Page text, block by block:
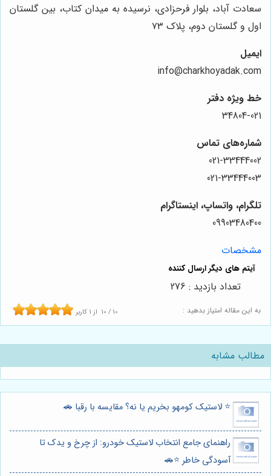
سعادت آباد، بلوار فرحزادی، نرسیده به میدان کتاب، بین گلستان
اول و گلستان دوم، پلاک ۷۳
ایمیل
info@charkhoyadak.com
خط ویژه دفتر
34804-021
شماره‌های تماس
021-33444002
021-33444003
تلگرام، واتساپ، اینستاگرام
09903480400
مشخصات
به این مقاله امتیاز بدهید : 10 / 10 از 1 کاربر
تعداد بازدید : 276
مطالب مشابه
⭐️ لاستیک کومهو بخریم یا نه؟ مقایسه با رقبا 🚗
راهنمای جامع انتخاب لاستیک خودرو: از چرخ و یدک تا
آسودگی خاطر ⭐️🚗